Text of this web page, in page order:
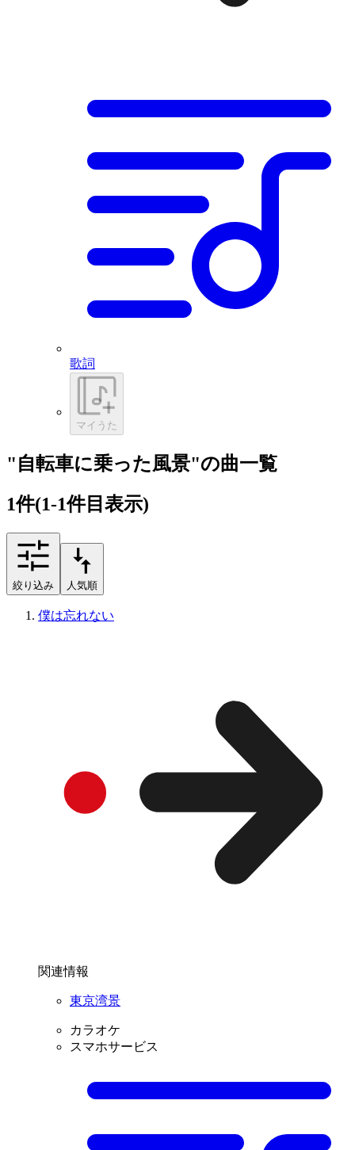
歌詞
マイうた
"自転車に乗った風景"の曲一覧
1件(1-1件目表示)
絞り込み 人気順
僕は忘れない
関連情報
東京湾景
カラオケ
スマホサービス